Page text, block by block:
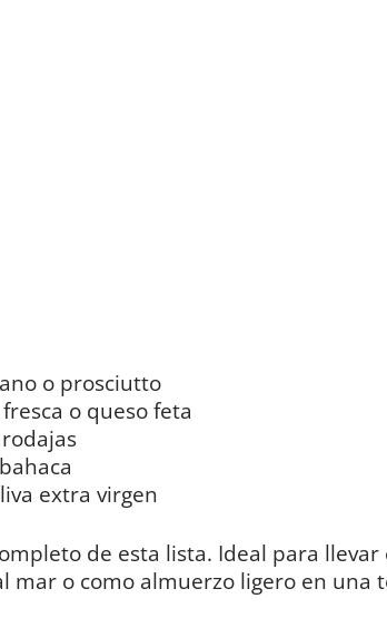
o prosciutto
o queso feta
extra virgen
de esta lista. Ideal para llevar
mar o como almuerzo ligero en una